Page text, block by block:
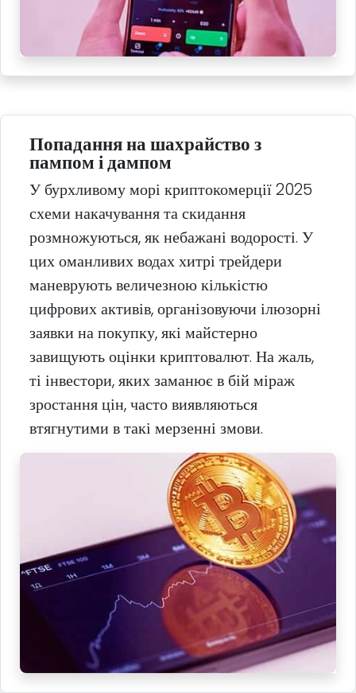
Попадання на шахрайство з
пампом і дампом
У бурхливому морі криптокомерції 2025
схеми накачування та скидання
розмножуються, як небажані водорості. У
цих оманливих водах хитрі трейдери
маневрують величезною кількістю
цифрових активів, організовуючи ілюзорні
заявки на покупку, які майстерно
завищують оцінки криптовалют. На жаль,
ті інвестори, яких заманює в бій міраж
зростання цін, часто виявляються
втягнутими в такі мерзенні змови.